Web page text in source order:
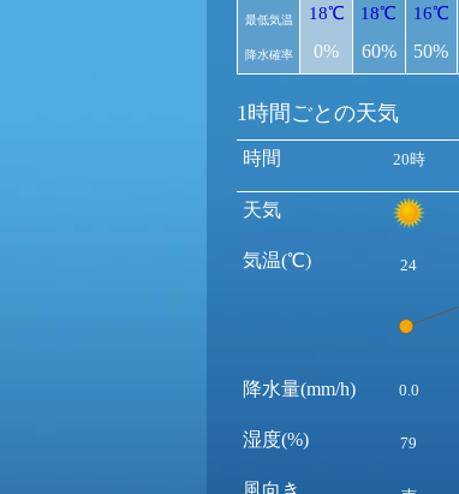
最低気温
降水確率
18℃
0%
18℃
60%
16℃
50%
1時間ごとの天気
時間
天気
気温(℃)
降水量(mm/h)
湿度(%)
風向き
20時
24
0.0
79